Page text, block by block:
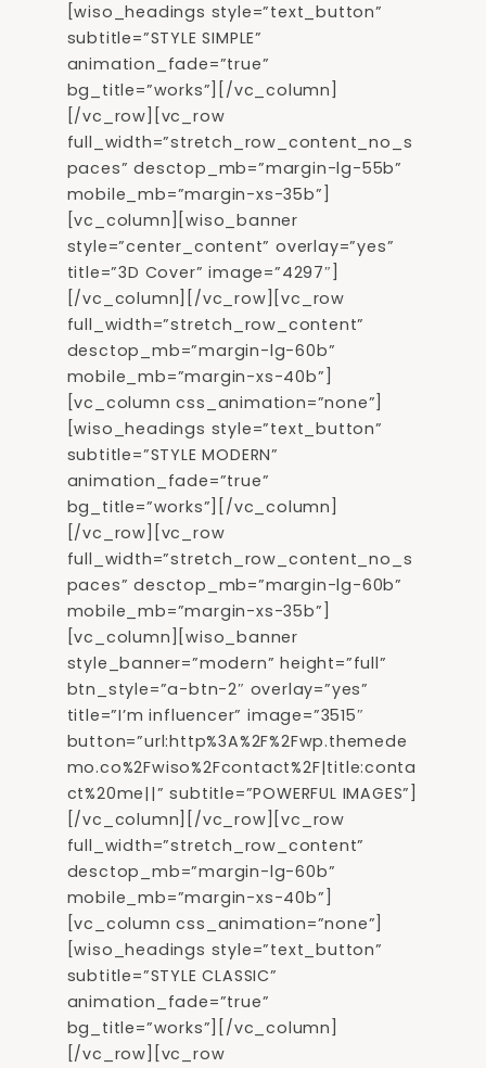
[wiso_headings style=”text_button”
subtitle=”STYLE SIMPLE”
animation_fade=”true”
bg_title=”works”][/vc_column]
[/vc_row][vc_row
full_width=”stretch_row_content_no_s
paces” desctop_mb=”margin-lg-55b”
mobile_mb=”margin-xs-35b”]
[vc_column][wiso_banner
style=”center_content” overlay=”yes”
title=”3D Cover” image=”4297″]
[/vc_column][/vc_row][vc_row
full_width=”stretch_row_content”
desctop_mb=”margin-lg-60b”
mobile_mb=”margin-xs-40b”]
[vc_column css_animation=”none”]
[wiso_headings style=”text_button”
subtitle=”STYLE MODERN”
animation_fade=”true”
bg_title=”works”][/vc_column]
[/vc_row][vc_row
full_width=”stretch_row_content_no_s
paces” desctop_mb=”margin-lg-60b”
mobile_mb=”margin-xs-35b”]
[vc_column][wiso_banner
style_banner=”modern” height=”full”
btn_style=”a-btn-2″ overlay=”yes”
title=”I’m influencer” image=”3515″
button=”url:http%3A%2F%2Fwp.themede
mo.co%2Fwiso%2Fcontact%2F|title:conta
ct%20me||” subtitle=”POWERFUL IMAGES”]
[/vc_column][/vc_row][vc_row
full_width=”stretch_row_content”
desctop_mb=”margin-lg-60b”
mobile_mb=”margin-xs-40b”]
[vc_column css_animation=”none”]
[wiso_headings style=”text_button”
subtitle=”STYLE CLASSIC”
animation_fade=”true”
bg_title=”works”][/vc_column]
[/vc_row][vc_row